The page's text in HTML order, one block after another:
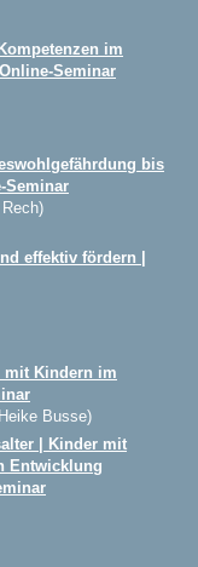
im
Seminar
bis
Seminar
effektiv fördern |
mit Kindern im
Busse)
| Kinder mit
Entwicklung